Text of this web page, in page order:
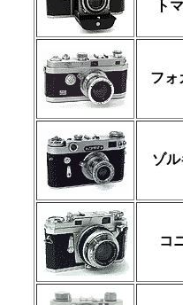
ト
フォ
ゾ
コ